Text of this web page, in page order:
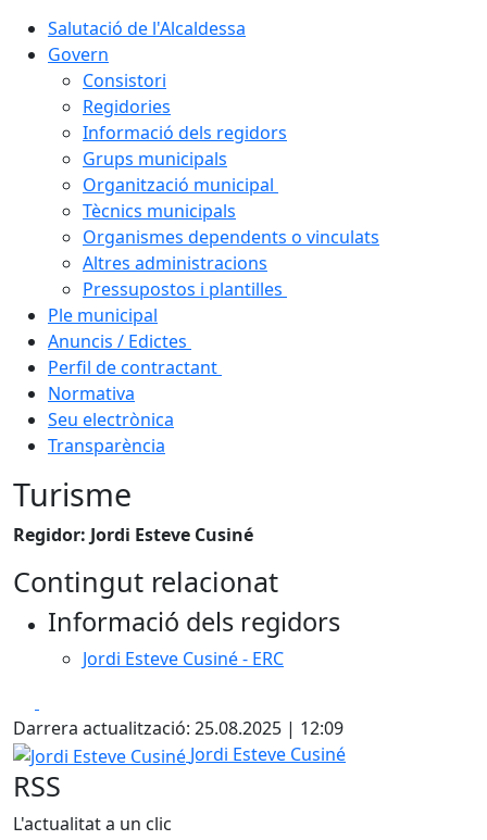
Salutació de l'Alcaldessa
Govern
Consistori
Regidories
Informació dels regidors
Grups municipals
Organització municipal
Tècnics municipals
Organismes dependents o vinculats
Altres administracions
Pressupostos i plantilles
Ple municipal
Anuncis / Edictes
Perfil de contractant
Normativa
Seu electrònica
Transparència
Turisme
Regidor: Jordi Esteve Cusiné
Contingut relacionat
Informació dels regidors
Jordi Esteve Cusiné - ERC
Darrera actualització: 25.08.2025 | 12:09
Jordi Esteve Cusiné
Jordi Esteve Cusiné
RSS
L'actualitat a un clic